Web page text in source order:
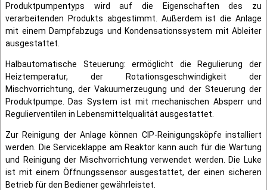
Produktpumpentyps wird auf die Eigenschaften des zu
verarbeitenden Produkts abgestimmt. Außerdem ist die Anlage
mit einem Dampfabzugs und Kondensationssystem mit Ableiter
ausgestattet.
Halbautomatische Steuerung: ermöglicht die Regulierung der
Heiztemperatur, der Rotationsgeschwindigkeit der
Mischvorrichtung, der Vakuumerzeugung und der Steuerung der
Produktpumpe. Das System ist mit mechanischen Absperr und
Regulierventilen in Lebensmittelqualität ausgestattet.
Zur Reinigung der Anlage können CIP-Reinigungsköpfe installiert
werden. Die Serviceklappe am Reaktor kann auch für die Wartung
und Reinigung der Mischvorrichtung verwendet werden. Die Luke
ist mit einem Öffnungssensor ausgestattet, der einen sicheren
Betrieb für den Bediener gewährleistet.